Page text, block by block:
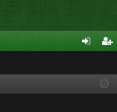
cri